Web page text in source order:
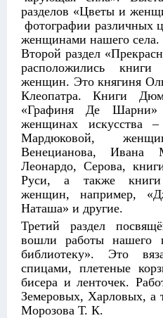
разделов «Цветы и
фотографии различных
женщинами нашего села.
Второй раздел
расположились
женщин. Это княгиня
Клеопатра. Книги
«Графиня Де
женщинах искусства
Мардюковой,
Венецианова, Ивана
Леонардо, Серова,
Руси, а также книги
женщин, например,
Наташа» и другие.
Третий раздел
вошли работы нашего
библиотеку». Это
спицами, плетеные
бисера и ленточек.
Земеровых, Харловых,
Морозова Т. К.